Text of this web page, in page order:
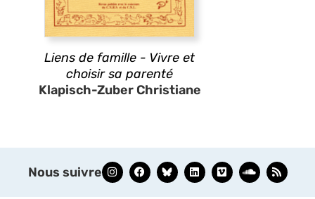
Liens de famille - Vivre et
choisir sa parenté
Klapisch-Zuber Christiane
Nous suivre